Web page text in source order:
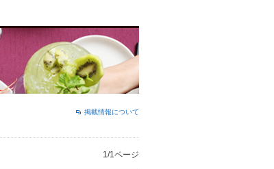
掲載情報について
1/1ページ